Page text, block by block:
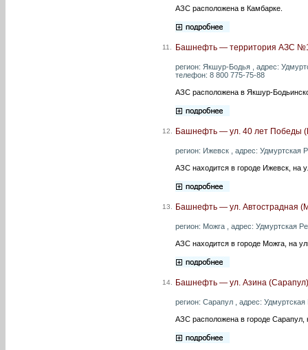
АЗС расположена в Камбарке.
11. Башнефть — территория АЗС
регион: Якшур-Бодья , адрес:
телефон: 8 800 775-75-88
АЗС расположена в Якшур-
12. Башнефть — ул. 40 лет Победы
регион: Ижевск , адрес: Удмуртская
АЗС находится в городе Ижевск, на
13. Башнефть — ул. Автострадная
регион: Можга , адрес: Удмуртская
АЗС находится в городе Можга, на
14. Башнефть — ул. Азина (Сарапул)
регион: Сарапул , адрес:
АЗС расположена в городе Сарапул,